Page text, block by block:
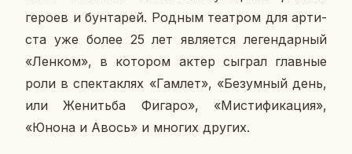
героев и бун­та­рей. Родным те­ат­ром для ар­ти­
ста уже более 25 лет яв­ля­ет­ся ле­ген­дар­ный
«Ленком», в ко­то­ром актер сыграл глав­ные
роли в спек­так­лях «Гамлет», «Безум­ный день,
или Же­нить­ба Фигаро», «Ми­сти­фи­ка­ция»,
«Юнона и Авось» и многих других.